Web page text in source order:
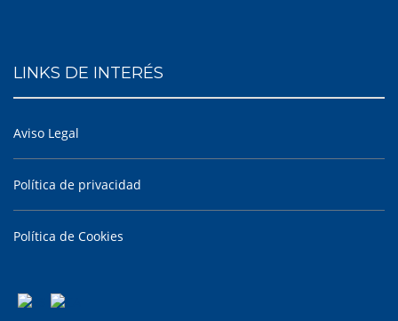
LINKS DE INTERÉS
Aviso Legal
Política de privacidad
Política de Cookies